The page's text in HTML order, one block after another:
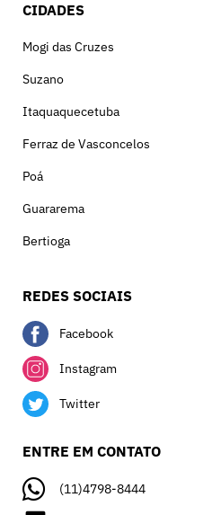
CIDADES
Mogi das Cruzes
Suzano
Itaquaquecetuba
Ferraz de Vasconcelos
Poá
Guararema
Bertioga
REDES SOCIAIS
Facebook
Instagram
Twitter
ENTRE EM CONTATO
(11)4798-8444